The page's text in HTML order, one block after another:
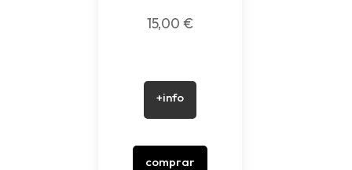
15,00 €
+info
comprar